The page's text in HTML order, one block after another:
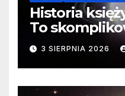
Historia
To
3 SIERPNIA 2026